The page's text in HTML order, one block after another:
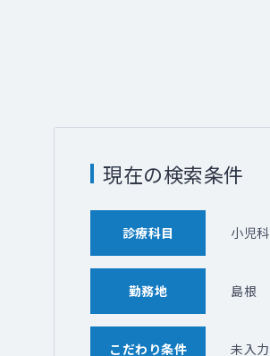
現在の検索条件
診療科目 小児科
勤務地 島根
こだわり条件 未入力